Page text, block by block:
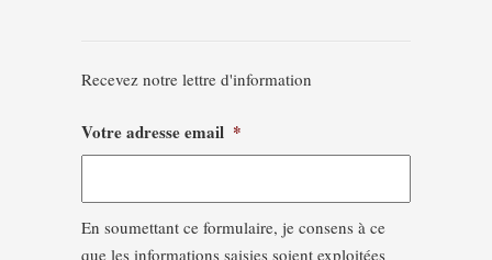
Recevez notre lettre d'information
Votre adresse email *
En soumettant ce formulaire, je consens à ce
que les informations saisies soient exploitées